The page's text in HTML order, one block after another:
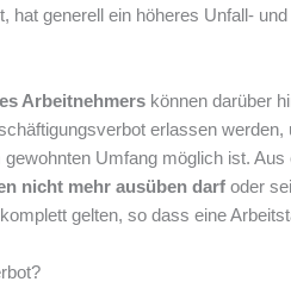
hat generell ein höheres Unfall-
Arbeitnehmers können darüber
erlassen
Umfang möglich ist.
nicht mehr ausüben darf oder
gelten, so dass eine